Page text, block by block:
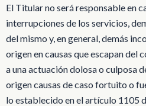
El Titular no será responsable en
interrupciones de los servicios,
del mismo y, en general, demás
origen en causas que escapan
a una actuación dolosa o culposa
origen causas de caso fortuito o
lo establecido en el artículo 1105